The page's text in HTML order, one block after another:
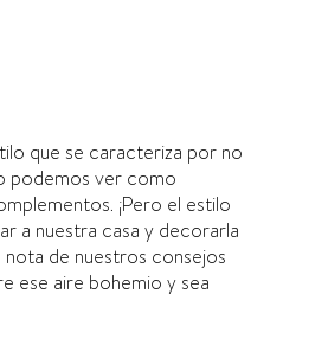
que se caracteriza por no
podemos ver como
¡Pero el estilo
a nuestra casa y decorarla
de nuestros consejos
ese aire bohemio y sea